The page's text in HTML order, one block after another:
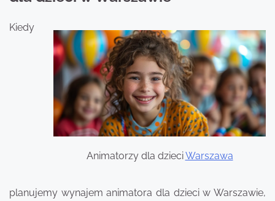
Animatorzy dla dzieciWarszawa
Kiedy
planujemy wynajem animatora dla dzieci w Warszawie,